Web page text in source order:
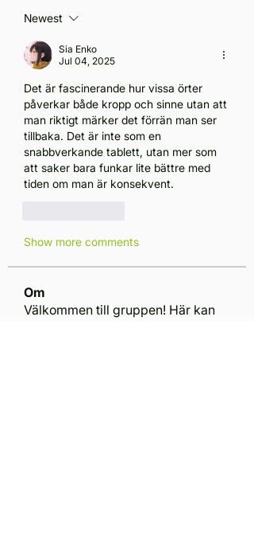
Newest
Sia Enko
Jul 04, 2025
Det är fascinerande hur vissa örter
påverkar både kropp och sinne utan att
man riktigt märker det förrän man ser
tillbaka. Det är inte som en
snabbverkande tablett, utan mer som
att saker bara funkar lite bättre med
tiden om man är konsekvent.
Show more comments
Om
Välkommen till gruppen! Här kan